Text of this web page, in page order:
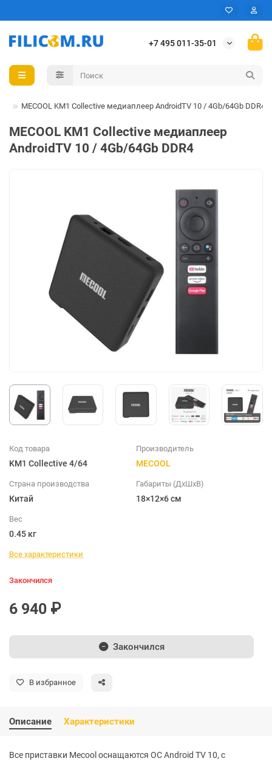
+7 495 011-35-01
MECOOL KM1 Collective медиаплеер AndroidTV 10 / 4Gb/64Gb DDR4
MECOOL KM1 Collective медиаплеер
AndroidTV 10 / 4Gb/64Gb DDR4
Код товара
KM1 Collective 4/64
Производитель
MECOOL
Страна производства
Китай
Габариты (ДхШхВ)
18×12×6 см
Вес
0.45 кг
Все характеристики
Закончился
6 940 ₽
Закончился
В избранное
Описание Характеристики
Все приставки Mecool оснащаются ОС Android TV 10, с